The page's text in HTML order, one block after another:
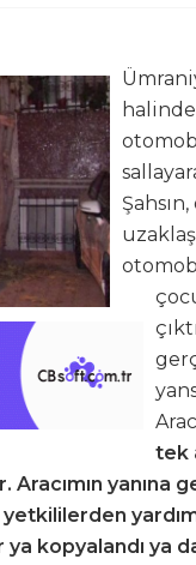
tek
yanına
yetkililerden
kopyalandı ya